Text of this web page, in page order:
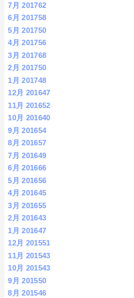
7月 201762
6月 201758
5月 201750
4月 201756
3月 201768
2月 201750
1月 201748
12月 201647
11月 201652
10月 201640
9月 201654
8月 201657
7月 201649
6月 201666
5月 201656
4月 201645
3月 201655
2月 201643
1月 201647
12月 201551
11月 201543
10月 201543
9月 201550
8月 201546